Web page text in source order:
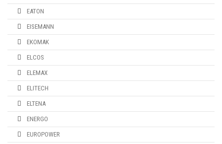
EATON
EISEMANN
EKOMAK
ELCOS
ELEMAX
ELITECH
ELTENA
ENERGO
EUROPOWER